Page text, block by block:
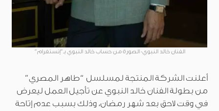
الفنان خالد النبوي- الصورة من حساب خالد النبوي بـ”إنستغرام”
أعلنت الشركة المنتجة لمسلسل “طاهر المصري”
من بطولة الفنان خالد النبوي عن تأجيل العمل ليعرض
في وقت لاحق بعد شهر رمضان، وذلك بسبب عدم إتاحة